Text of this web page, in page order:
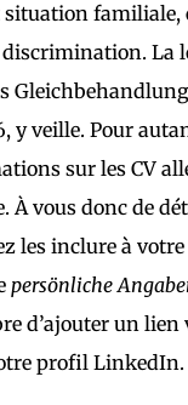
familiale,
discrimination. La
y veille. Pour
sur les CV
À vous donc de
les inclure à votre
persönliche
d’ajouter un lien
profil LinkedIn.